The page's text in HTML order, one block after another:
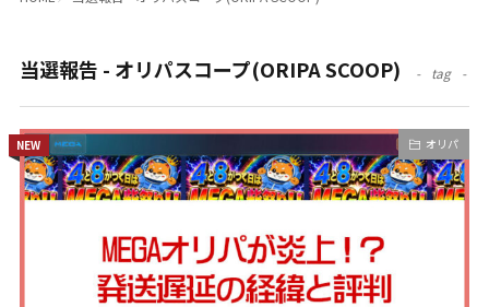
当選報告 - オリパスコープ(ORIPA SCOOP) tag
NEW オリパ